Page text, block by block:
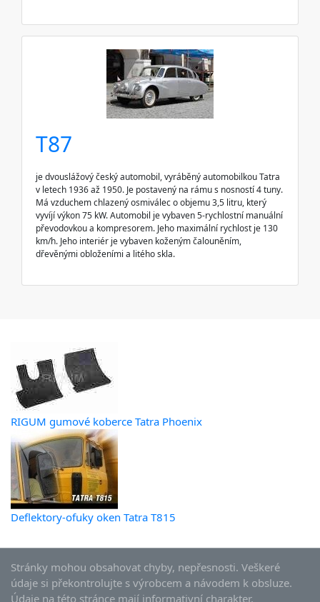
T87
je dvouslážový český automobil, vyráběný automobilkou Tatra
v letech 1936 až 1950. Je postavený na rámu s nosností 4 tuny.
Má vzduchem chlazený osmiválec o objemu 3,5 litru, který
vyvíjí výkon 75 kW. Automobil je vybaven 5-rychlostní manuální
převodovkou a kompresorem. Jeho maximální rychlost je 130
km/h. Jeho interiér je vybaven koženým čalouněním,
dřevěnými obloženími a litého skla.
RIGUM gumové koberce Tatra Phoenix
Deflektory-ofuky oken Tatra T815
Stránky mohou obsahovat chyby, nepřesnosti. Veškeré
údaje si překontrolujte s výrobcem a návodem k obsluze.
Údaje na této stránce mají informativní charakter.